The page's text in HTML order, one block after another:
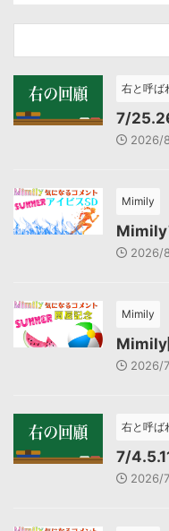
右と呼ば
7/
2026/
Mimily
Mimily
2026/
Mimily
Mimily
2026/
右と呼ば
7/
2026/